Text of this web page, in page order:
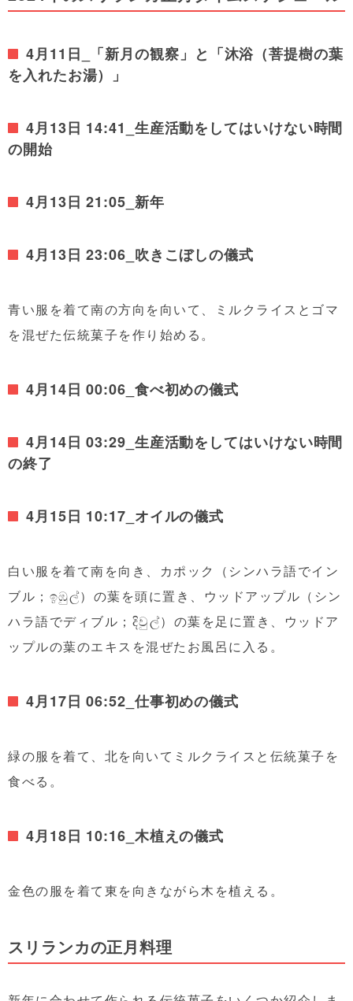
4月11日_「新月の観察」と「沐浴（菩提樹の葉
を入れたお湯）」
4月13日 14:41_生産活動をしてはいけない時間
の開始
4月13日 21:05_新年
4月13日 23:06_吹きこぼしの儀式
青い服を着て南の方向を向いて、ミルクライスとゴマ
を混ぜた伝統菓子を作り始める。
4月14日 00:06_食べ初めの儀式
4月14日 03:29_生産活動をしてはいけない時間
の終了
4月15日 10:17_オイルの儀式
白い服を着て南を向き、カポック（シンハラ語でイン
ブル；ඉඹුල්） の葉を頭に置き、ウッドアップル（シン
ハラ語でディブル；දිවුල්）の葉を足に置き、ウッドア
ップルの葉のエキスを混ぜたお風呂に入る。
4月17日 06:52_仕事初めの儀式
緑の服を着て、北を向いてミルクライスと伝統菓子を
食べる。
4月18日 10:16_木植えの儀式
金色の服を着て東を向きながら木を植える。
スリランカの正月料理